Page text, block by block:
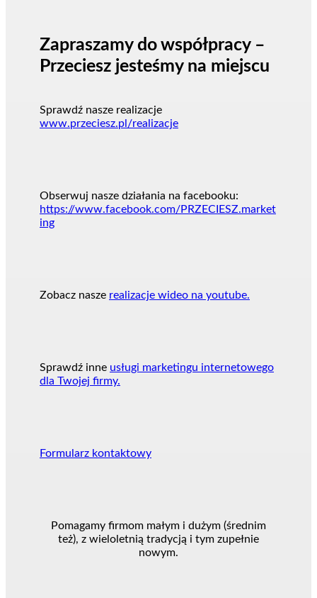
Zapraszamy do współpracy –
Przeciesz jesteśmy na miejscu
Sprawdź nasze realizacje
www.przeciesz.pl/realizacje
Obserwuj nasze działania na facebooku:
https://www.facebook.com/PRZECIESZ.market
ing
Zobacz nasze realizacje wideo na youtube.
Sprawdź inne usługi marketingu internetowego
dla Twojej firmy.
Formularz kontaktowy
Pomagamy firmom małym i dużym (średnim
też), z wieloletnią tradycją i tym zupełnie
nowym.